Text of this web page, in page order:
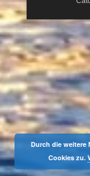
Durch die weitere
Cookies zu.